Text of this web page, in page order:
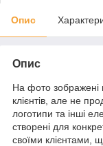
Опис
Опис
На фото зображені
клієнтів, але не
логотипи та інші
створені для
своїми клієнтами,